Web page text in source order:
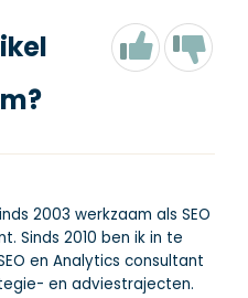
2003 werkzaam als SEO
Sinds 2010 ben ik in te
en Analytics consultant
en adviestrajecten.